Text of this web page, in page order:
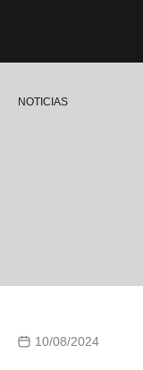
NOTICIAS
10/08/2024